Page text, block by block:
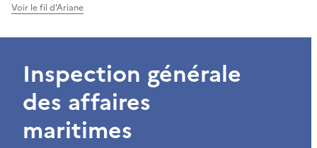
Voir le fil d'Ariane
Inspection générale
des affaires
maritimes